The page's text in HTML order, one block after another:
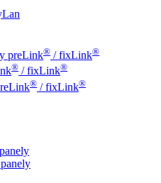
preLink® / fixLink®
® / fixLink®
® / fixLink®